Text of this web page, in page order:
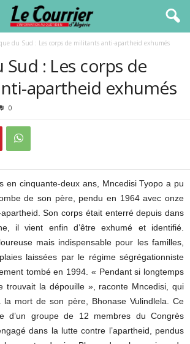
du Sud : Les corps de militants anti-apartheid exhumés
: Les corps de
apartheid exhumés
0
en cinquante-deux ans, Mncedisi Tyopo a pu
de son père, pendu en 1964 avec onze
Son corps était enterré depuis dans
il vient enfin d’être exhumé et identifié.
mais indispensable pour les familles,
laissées par le régime ségrégationniste
tombé en 1994. « Pendant si longtemps
trouvait la dépouille », raconte Mncedisi, qui
la mort de son père, Bhonase Vulindlela. Ce
d’un groupe de 12 membres du Congrès
dans la lutte contre l’apartheid, pendus